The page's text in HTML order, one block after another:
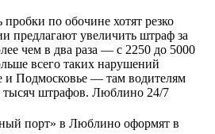
по обочине хотят резко
предлагают увеличить штраф за
чем в два раза — с 2250 до 5000
всего таких нарушений
и Подмосковье — там водителям
тысяч штрафов. Люблино 24/7
порт» в Люблино оформят в